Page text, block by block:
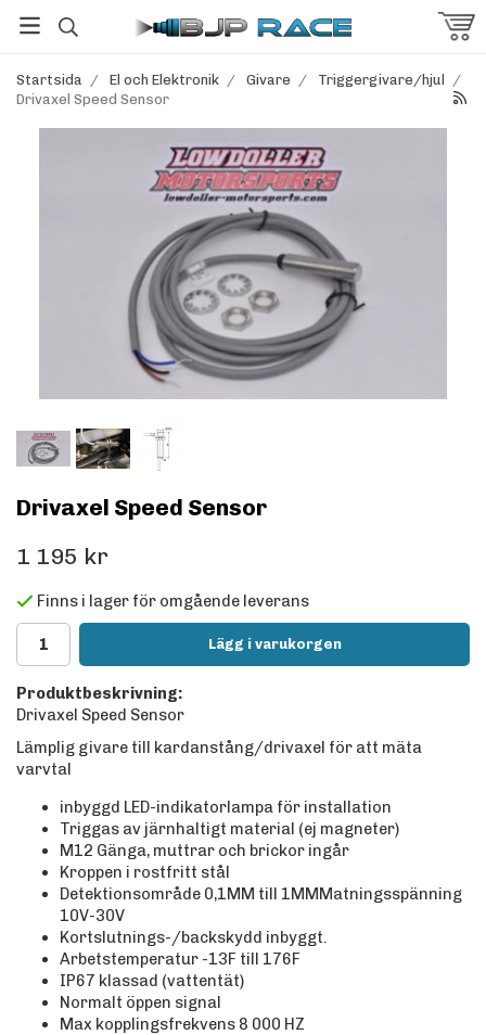
Startsida / El och Elektronik / Givare / Triggergivare/hjul
/
Drivaxel Speed Sensor
Drivaxel Speed Sensor
1 195 kr
Finns i lager för omgående leverans
Lägg i varukorgen
Produktbeskrivning:
Drivaxel Speed Sensor
Lämplig givare till kardanstång/drivaxel för att mäta
varvtal
inbyggd LED-indikatorlampa för installation
Triggas av järnhaltigt material (ej magneter)
M12 Gänga, muttrar och brickor ingår
Kroppen i rostfritt stål
Detektionsområde 0,1MM till 1MMMatningsspänning
10V-30V
Kortslutnings-/backskydd inbyggt.
Arbetstemperatur -13F till 176F
IP67 klassad (vattentät)
Normalt öppen signal
Max kopplingsfrekvens 8 000 HZ